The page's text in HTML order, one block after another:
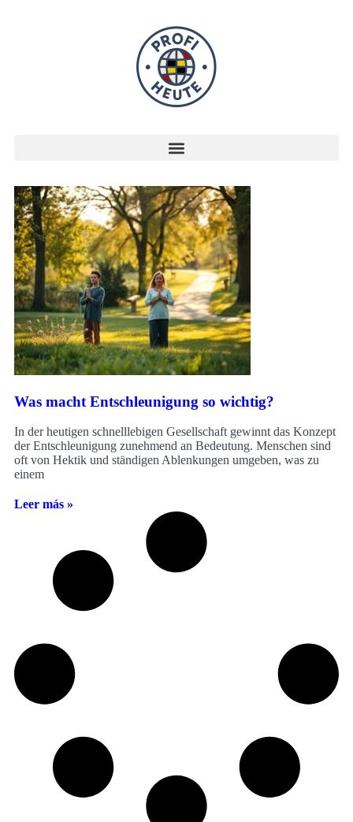
Was macht Entschleunigung so wichtig?
In der heutigen schnelllebigen Gesellschaft gewinnt das Konzept
der Entschleunigung zunehmend an Bedeutung. Menschen sind
oft von Hektik und ständigen Ablenkungen umgeben, was zu
einem
Leer más »